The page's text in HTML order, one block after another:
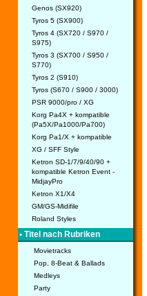
Genos (SX920)
Tyros 5 (SX900)
Tyros 4 (SX720 / S970 /
S975)
Tyros 3 (SX700 / S950 /
S770)
Tyros 2 (S910)
Tyros (S670 / S900 / 3000)
PSR 9000/pro / XG
Korg Pa4X + kompatible
(Pa5X/Pa1000/Pa700)
Korg Pa1/X + kompatible
XG / SFF Style
Ketron SD-1/7/9/40/90 +
kompatible Ketron Event -
MidjayPro
Ketron X1/X4
GM/GS-Midifile
Roland Styles
• Titel nach Rubriken
Movietracks
Pop, 8-Beat & Ballads
Medleys
Party